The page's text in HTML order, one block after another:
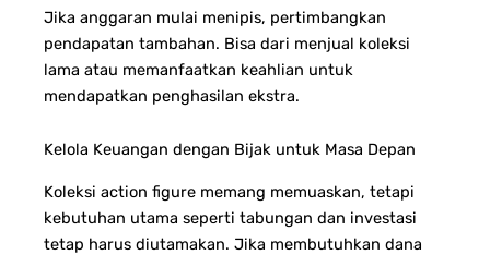
Jika anggaran mulai menipis, pertimbangkan
pendapatan tambahan. Bisa dari menjual koleksi
lama atau memanfaatkan keahlian untuk
mendapatkan penghasilan ekstra.
Kelola Keuangan dengan Bijak untuk Masa Depan
Koleksi action figure memang memuaskan, tetapi
kebutuhan utama seperti tabungan dan investasi
tetap harus diutamakan. Jika membutuhkan dana